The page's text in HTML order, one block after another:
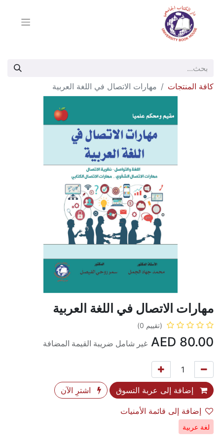
كافة المنتجات مهارات الاتصال في اللغة العربية
مهارات الاتصال في اللغة العربية
(تقييم 0)
80.00 غير شامل ضريبة القيمة المضافة
إضافة إلى عربة التسوق اشترِ الآن
إضافة إلى قائمة الأمنيات
لغة عربية